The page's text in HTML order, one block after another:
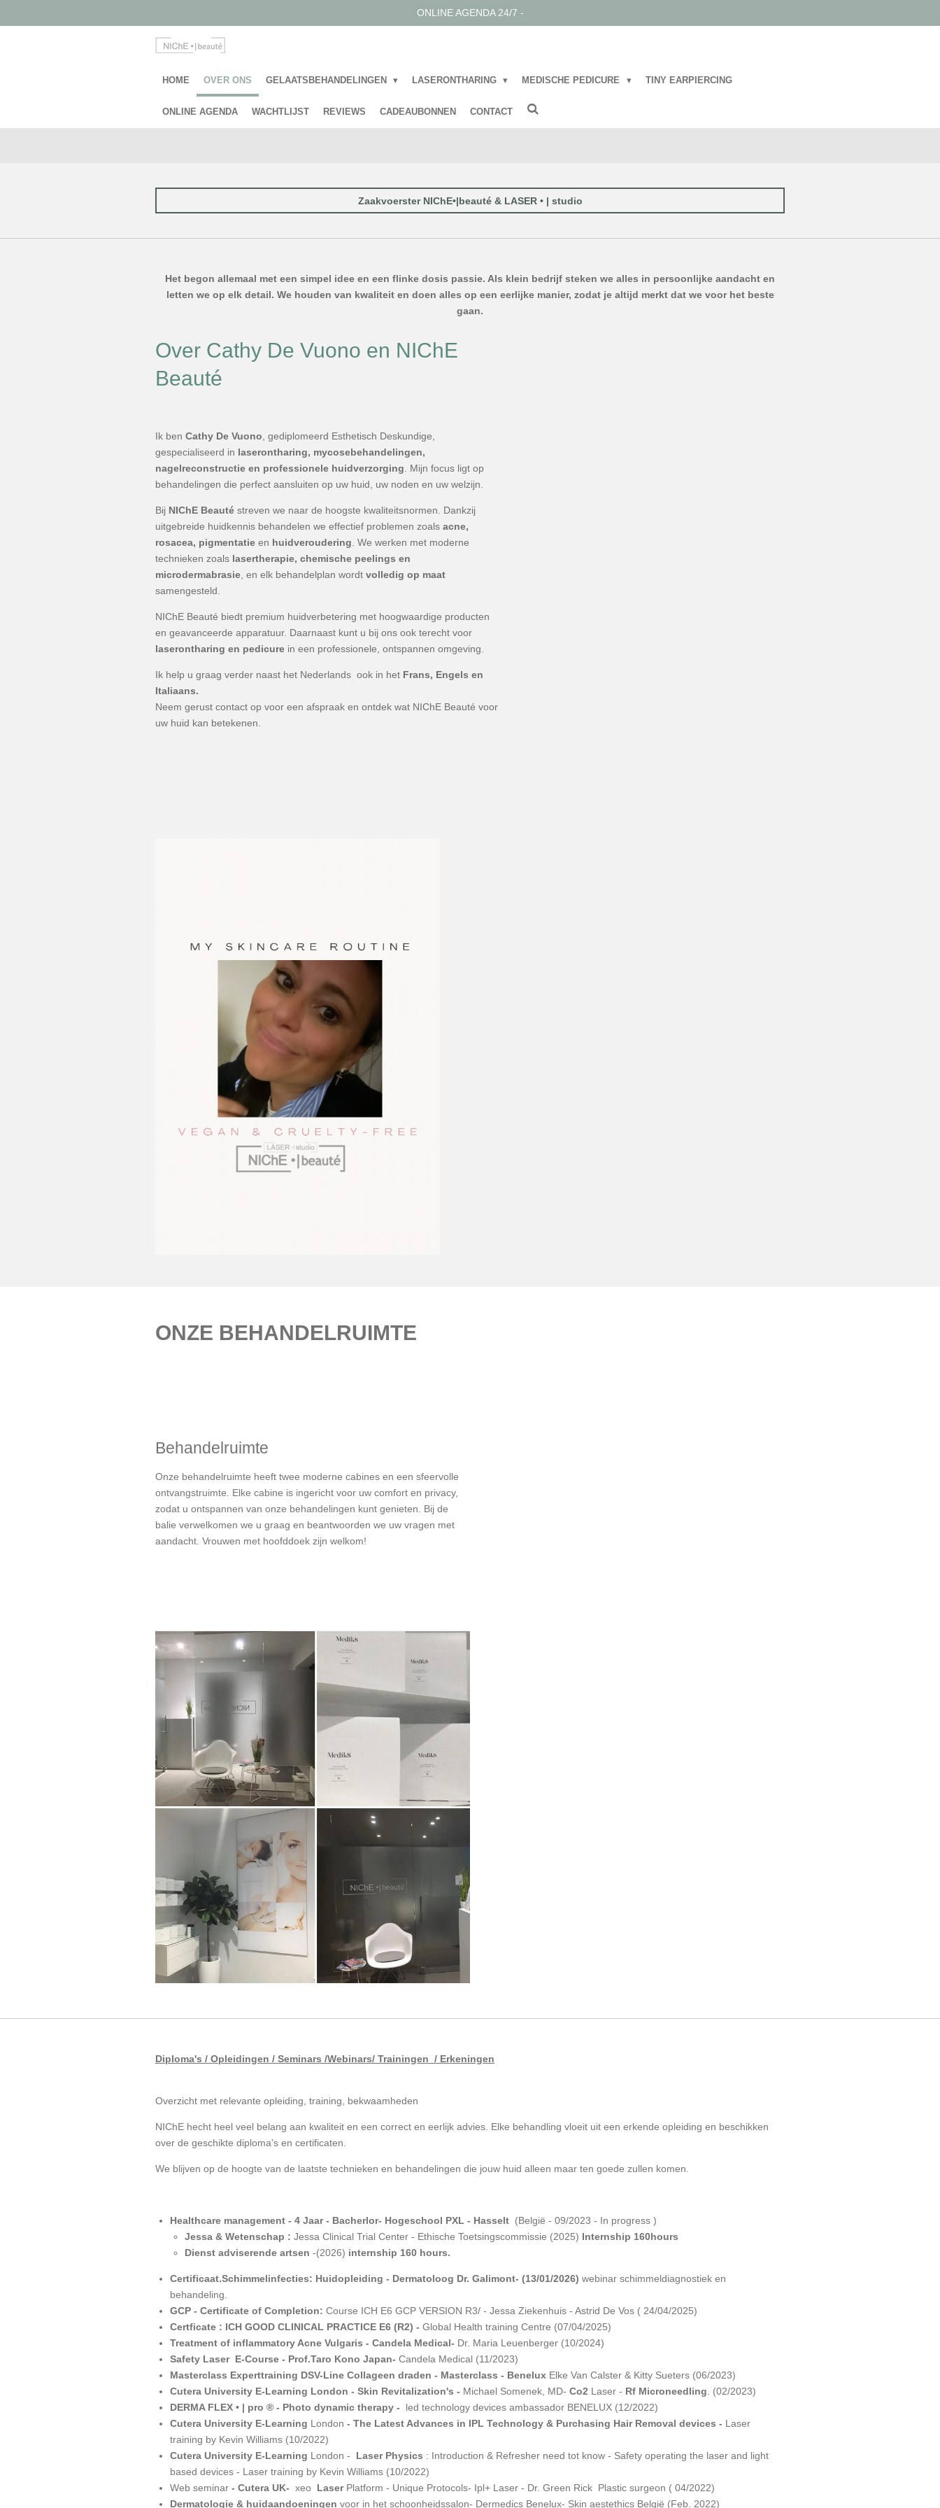
ONLINE AGENDA 24/7 -
HOME OVER ONS GELAATSBEHANDELINGEN LASERONTHARING MEDISCHE PEDICURE TINY EARPIERCING
ONLINE AGENDA WACHTLIJST REVIEWS CADEAUBONNEN CONTACT
Zaakvoerster NIChE•|beauté & LASER • | studio
Het begon allemaal met een simpel idee en een flinke dosis passie. Als klein bedrijf steken we alles in persoonlijke aandacht en
letten we op elk detail. We houden van kwaliteit en doen alles op een eerlijke manier, zodat je altijd merkt dat we voor het beste
gaan.
Over Cathy De Vuono en NIChE
Beauté
Ik ben Cathy De Vuono , gediplomeerd Esthetisch Deskundige,
gespecialiseerd in laserontharing, mycosebehandelingen,
nagelreconstructie en professionele huidverzorging . Mijn focus ligt op
behandelingen die perfect aansluiten op uw huid, uw noden en uw welzijn.
Bij NIChE Beauté streven we naar de hoogste kwaliteitsnormen. Dankzij
uitgebreide huidkennis behandelen we effectief problemen zoals acne,
rosacea, pigmentatie en huidveroudering . We werken met moderne
technieken zoals lasertherapie, chemische peelings en
microdermabrasie , en elk behandelplan wordt volledig op maat
samengesteld.
NIChE Beauté biedt premium huidverbetering met hoogwaardige producten
en geavanceerde apparatuur. Daarnaast kunt u bij ons ook terecht voor
laserontharing en pedicure in een professionele, ontspannen omgeving.
Ik help u graag verder naast het Nederlands ook in het Frans, Engels en
Italiaans.
Neem gerust contact op voor een afspraak en ontdek wat NIChE Beauté voor
uw huid kan betekenen.
ONZE BEHANDELRUIMTE
Behandelruimte
Onze behandelruimte heeft twee moderne cabines en een sfeervolle
ontvangstruimte. Elke cabine is ingericht voor uw comfort en privacy,
zodat u ontspannen van onze behandelingen kunt genieten. Bij de
balie verwelkomen we u graag en beantwoorden we uw vragen met
aandacht. Vrouwen met hoofddoek zijn welkom!
Diploma's / Opleidingen / Seminars /Webinars/ Trainingen / Erkeningen
Overzicht met relevante opleiding, training, bekwaamheden
NIChE hecht heel veel belang aan kwaliteit en een correct en eerlijk advies. Elke behandling vloeit uit een erkende opleiding en beschikken
over de geschikte diploma’s en certificaten.
We blijven op de hoogte van de laatste technieken en behandelingen die jouw huid alleen maar ten goede zullen komen.
Healthcare management - 4 Jaar - Bacherlor- Hogeschool PXL - Hasselt (België - 09/2023 - In progress )
Jessa & Wetenschap : Jessa Clinical Trial Center - Ethische Toetsingscommissie (2025) Internship 160hours
Dienst adviserende artsen -(2026) internship 160 hours.
Certificaat.Schimmelinfecties: Huidopleiding - Dermatoloog Dr. Galimont- (13/01/2026) webinar schimmeldiagnostiek en
behandeling.
GCP - Certificate of Completion: Course ICH E6 GCP VERSION R3/ - Jessa Ziekenhuis - Astrid De Vos ( 24/04/2025)
Certficate : ICH GOOD CLINICAL PRACTICE E6 (R2) - Global Health training Centre (07/04/2025)
Treatment of inflammatory Acne Vulgaris - Candela Medical- Dr. Maria Leuenberger (10/2024)
Safety Laser E-Course - Prof.Taro Kono Japan- Candela Medical (11/2023)
Masterclass Experttraining DSV-Line Collageen draden - Masterclass - Benelux Elke Van Calster & Kitty Sueters (06/2023)
Cutera University E-Learning London - Skin Revitalization's - Michael Somenek, MD- Co2 Laser - Rf Microneedling . (02/2023)
DERMA FLEX • | pro ® - Photo dynamic therapy - led technology devices ambassador BENELUX (12/2022)
Cutera University E-Learning London - The Latest Advances in IPL Technology & Purchasing Hair Removal devices - Laser
training by Kevin Williams (10/2022)
Cutera University E-Learning London - Laser Physics : Introduction & Refresher need tot know - Safety operating the laser and light
based devices - Laser training by Kevin Williams (10/2022)
Web seminar - Cutera UK- xeo LaserPlatform - Unique Protocols- Ipl+ Laser - Dr. Green Rick Plastic surgeon ( 04/2022)
Dermatologie & huidaandoeningen voor in het schoonheidssalon- Dermedics Benelux- Skin aestethics België (Feb. 2022)